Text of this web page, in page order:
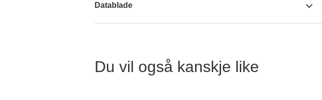
Datablade
Du vil også kanskje like